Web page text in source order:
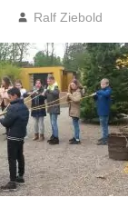
Ralf Ziebold